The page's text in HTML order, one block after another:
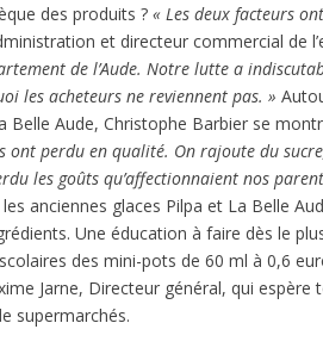
des produits ?« Les deux facteurs
et directeur commercial de
de l’Aude. Notre lutte a
les acheteurs ne reviennent pas. »
Belle Aude, Christophe Barbier se
ont perdu en qualité. On rajoute du
les goûts qu’affectionnaient nos
anciennes glaces Pilpa et La Belle
Une éducation à faire dès le
des mini-pots de 60 ml à 0,6
Jarne, Directeur général, qui
supermarchés.